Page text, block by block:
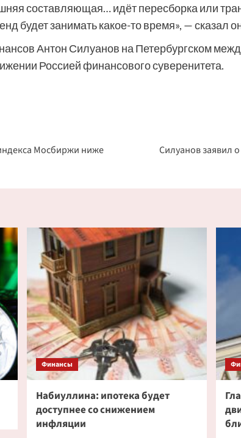
составляющая… идёт пересборка или
будет занимать какое-то время», — сказал
Антон Силуанов на Петербургском
Россией финансового суверенитета.
Мосбиржи ниже
Силуанов заявил
Финансы
Набиуллина: ипотека будет
доступнее со снижением
инфляции